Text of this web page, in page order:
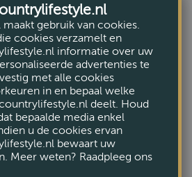
gebruik van cookies.
cookies verzamelt en
informatie over uw
advertenties te
met alle cookies
in en bepaal welke
deelt. Houd
bepaalde media enkel
u de cookies ervan
bewaart uw
Meer weten? Raadpleeg ons